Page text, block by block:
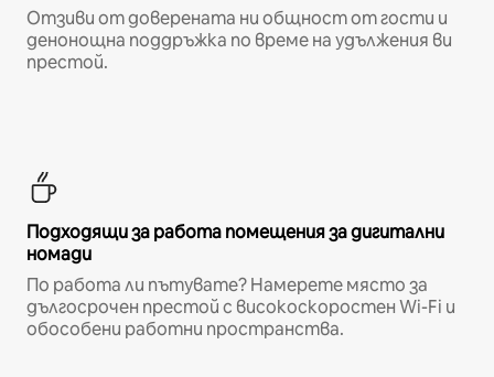
Отзиви от доверената ни общност от гости и
денонощна поддръжка по време на удължения ви
престой.
Подходящи за работа помещения за дигитални
номади
По работа ли пътувате? Намерете място за
дългосрочен престой с високоскоростен Wi-Fi и
обособени работни пространства.